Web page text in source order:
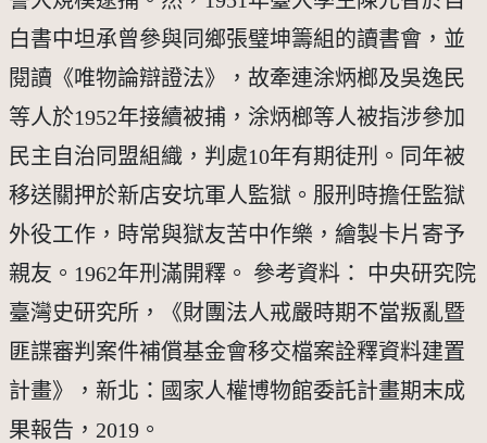
白書中坦承曾參與同鄉張璧坤籌組的讀書會，並
閱讀《唯物論辯證法》，故牽連涂炳榔及吳逸民
等人於1952年接續被捕，涂炳榔等人被指涉參加
民主自治同盟組織，判處10年有期徒刑。同年被
移送關押於新店安坑軍人監獄。服刑時擔任監獄
外役工作，時常與獄友苦中作樂，繪製卡片寄予
親友。1962年刑滿開釋。 參考資料： 中央研究院
臺灣史研究所，《財團法人戒嚴時期不當叛亂暨
匪諜審判案件補償基金會移交檔案詮釋資料建置
計畫》，新北：國家人權博物館委託計畫期末成
果報告，2019。